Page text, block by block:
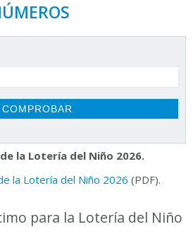
la Lotería del Niño 2026.
la Lotería del Niño 2026 (PDF).
para la Lotería del Niño